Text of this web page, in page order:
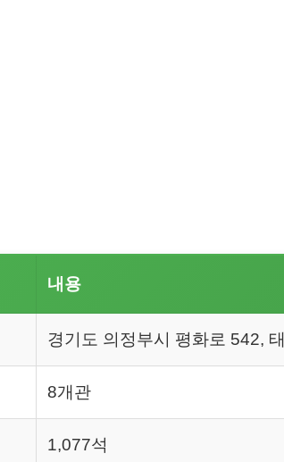
내용
경기도 의정부시 평화로 542,
8개관
1,077석